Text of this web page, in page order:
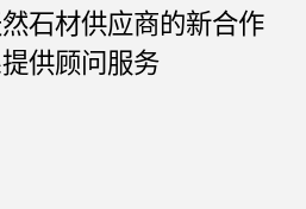
石材供应商的新合作
供顾问服务